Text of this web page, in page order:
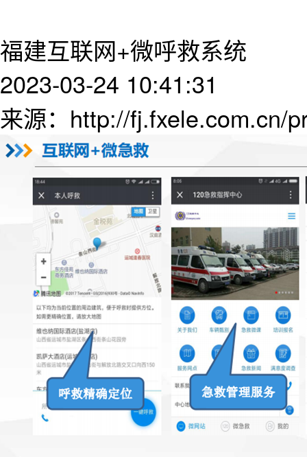
福建互联网+微呼救系统
2023-03-24 10:41:31
来源：http://fj.fxele.com.cn/